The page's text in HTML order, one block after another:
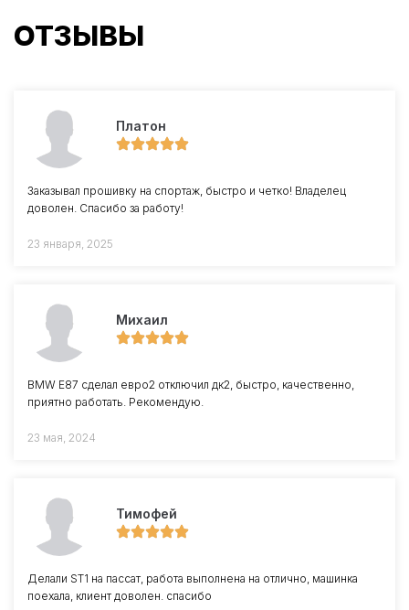
ОТЗЫВЫ
Платон
Заказывал прошивку на спортаж, быстро и четко! Владелец
доволен. Спасибо за работу!
23 января, 2025
Михаил
BMW E87 сделал евро2 отключил дк2, быстро, качественно,
приятно работать. Рекомендую.
23 мая, 2024
Тимофей
Делали ST1 на пассат, работа выполнена на отлично, машинка
поехала, клиент доволен. спасибо